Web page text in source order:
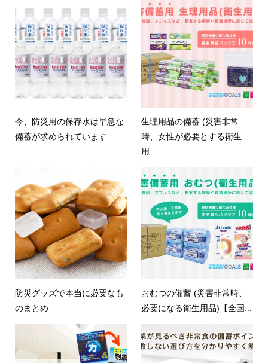
今、防災用の保存水は早急な
備蓄が求められています
生理用品の備蓄 (災害非常
時、女性が必要とする衛生
用...
防災グッズで本当に必要なも
のまとめ
おむつの備蓄 (災害非常時、
必要になる衛生用品)【全国...